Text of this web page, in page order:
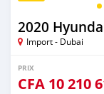
2020
Import - Dubai
PRIX
CFA 10 210